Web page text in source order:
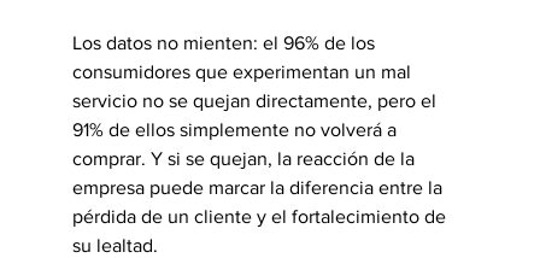
Los datos no mienten: el 96% de los
consumidores que experimentan un mal
servicio no se quejan directamente, pero el
91% de ellos simplemente no volverá a
comprar. Y si se quejan, la reacción de la
empresa puede marcar la diferencia entre la
pérdida de un cliente y el fortalecimiento de
su lealtad.